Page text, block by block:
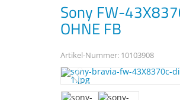
Sony FW-
OHNE FB
Artikel-Nummer: 10103908